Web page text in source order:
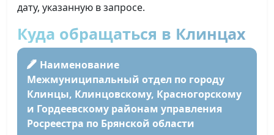
дату, указанную в запросе.
Куда обращаться в Клинцах
Наименование
Межмуниципальный отдел по городу
Клинцы, Клинцовскому, Красногорскому
и Гордеевскому районам управления
Росреестра по Брянской области